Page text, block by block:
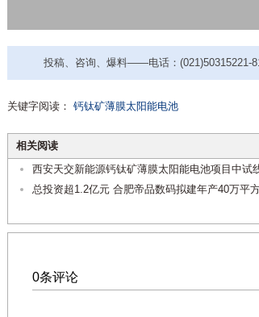
投稿、咨询、爆料——电话：(021)50315221-
关键字阅读： 钙钛矿薄膜太阳能电池
相关阅读
西安天交新能源钙钛矿薄膜太阳能电池项目中试
总投资超1.2亿元 合肥帝品数码拟建年产40万平
0条评论